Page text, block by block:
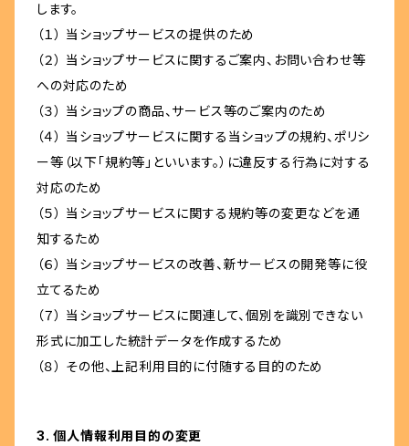
します。
（１） 当ショップサービスの提供のため
（２） 当ショップサービスに関するご案内、お問い合わせ等
への対応のため
（３） 当ショップの商品、サービス等のご案内のため
（４） 当ショップサービスに関する当ショップの規約、ポリシ
ー等（以下「規約等」といいます。）に違反する行為に対する
対応のため
（５） 当ショップサービスに関する規約等の変更などを通
知するため
（６） 当ショップサービスの改善、新サービスの開発等に役
立てるため
（７） 当ショップサービスに関連して、個別を識別できない
形式に加工した統計データを作成するため
（８） その他、上記利用目的に付随する目的のため
3. 個人情報利用目的の変更